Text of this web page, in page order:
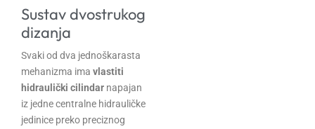
Sustav dvostrukog
dizanja
Svaki od dva jednoškarasta
mehanizma ima vlastiti
hidraulički cilindar napajan
iz jedne centralne hidrauličke
jedinice preko preciznog